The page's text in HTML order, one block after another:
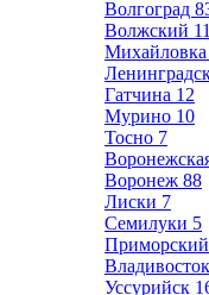
Волгоград
Волжский 11
Михайловка
Гатчина 12
Мурино 10
Тосно 7
Воронеж 88
Лиски 7
Семилуки 5
Владивосток
Уссурийск